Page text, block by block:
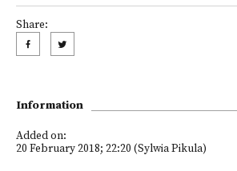
Share:
Information
Added on:
20 February 2018; 22:20 (Sylwia Pikula)